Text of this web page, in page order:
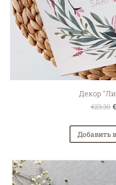
Декор
€23.30
Добавить